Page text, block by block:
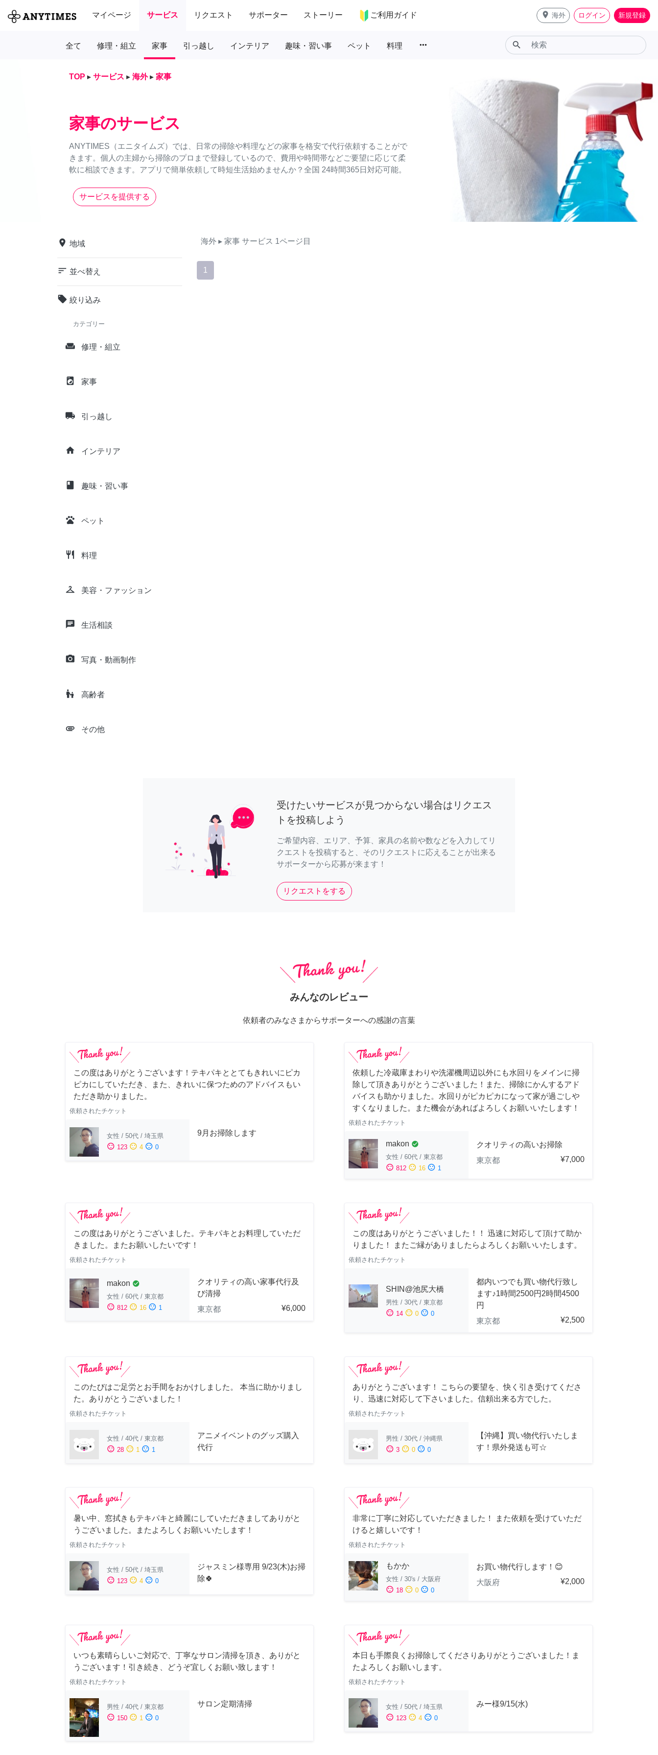
マイページ サービス リクエスト サポーター ストーリー ご利用ガイド place 海外 ログイン 新規登録
全て 修理・組立 家事 引っ越し インテリア 趣味・習い事 ペット 料理 more_horiz search
TOP ▸ サービス ▸ 海外 ▸ 家事
家事のサービス
ANYTIMES（エニタイムズ）では、日常の掃除や料理などの家事を格安で代行依頼することがで
きます。個人の主婦から掃除のプロまで登録しているので、費用や時間帯などご要望に応じて柔
軟に相談できます。アプリで簡単依頼して時短生活始めませんか？全国 24時間365日対応可能。
サービスを提供する
place 地域
sort 並べ替え
local_offer 絞り込み
カテゴリー
weekend 修理・組立
local_laundry_service 家事
local_shipping 引っ越し
home インテリア
class 趣味・習い事
pets ペット
restaurant 料理
checkroom 美容・ファッション
chat 生活相談
camera_alt 写真・動画制作
escalator_warning 高齢者
attachment その他
海外 ▸ 家事 サービス 1ページ目
1
受けたいサービスが見つからない場合はリクエス
トを投稿しよう
ご希望内容、エリア、予算、家具の名前や数などを入力してリ
クエストを投稿すると、そのリクエストに応えることが出来る
サポーターから応募が来ます！
リクエストをする
みんなのレビュー
依頼者のみなさまからサポーターへの感謝の言葉
この度はありがとうございます！テキパキととてもきれいにピカ
ピカにしていただき、また、きれいに保つためのアドバイスもい
ただき助かりました。
依頼されたチケット
女性 / 50代 / 埼玉県
sentiment_satisfied 123 sentiment_neutral 4 sentiment_dissatisfied 0
9月お掃除します
依頼した冷蔵庫まわりや洗濯機周辺以外にも水回りをメインに掃
除して頂きありがとうございました！また、掃除にかんするアド
バイスも助かりました。水回りがピカピカになって家が過ごしや
すくなりました。また機会があればよろしくお願いいたします！
依頼されたチケット
makon check_circle
女性 / 60代 / 東京都
sentiment_satisfied 812 sentiment_neutral 16 sentiment_dissatisfied 1
クオリティの高いお掃除
東京都
¥7,000
この度はありがとうございました。テキパキとお料理していただ
きました。またお願いしたいです！
依頼されたチケット
makon check_circle
女性 / 60代 / 東京都
sentiment_satisfied 812 sentiment_neutral 16 sentiment_dissatisfied 1
クオリティの高い家事代行及
び清掃
東京都
¥6,000
この度はありがとうございました！！ 迅速に対応して頂けて助か
りました！ またご縁がありましたらよろしくお願いいたします。
依頼されたチケット
SHIN@池尻大橋
男性 / 30代 / 東京都
sentiment_satisfied 14 sentiment_neutral 0 sentiment_dissatisfied 0
都内いつでも買い物代行致し
ます♪1時間2500円2時間4500
円
東京都
¥2,500
このたびはご足労とお手間をおかけしました。 本当に助かりまし
た。ありがとうございました！
依頼されたチケット
女性 / 40代 / 東京都
sentiment_satisfied 28 sentiment_neutral 1 sentiment_dissatisfied 1
アニメイベントのグッズ購入
代行
ありがとうございます！ こちらの要望を、快く引き受けてくださ
り、迅速に対応して下さいました。信頼出来る方でした。
依頼されたチケット
男性 / 30代 / 沖縄県
sentiment_satisfied 3 sentiment_neutral 0 sentiment_dissatisfied 0
【沖縄】買い物代行いたしま
す！県外発送も可☆
暑い中、窓拭きもテキパキと綺麗にしていただきましてありがと
うございました。またよろしくお願いいたします！
依頼されたチケット
女性 / 50代 / 埼玉県
sentiment_satisfied 123 sentiment_neutral 4 sentiment_dissatisfied 0
ジャスミン様専用 9/23(木)お掃
除🍀
非常に丁寧に対応していただきました！ また依頼を受けていただ
けると嬉しいです！
依頼されたチケット
もかか
女性 / 30's / 大阪府
sentiment_satisfied 18 sentiment_neutral 0 sentiment_dissatisfied 0
お買い物代行します！😊
大阪府
¥2,000
いつも素晴らしいご対応で、丁寧なサロン清掃を頂き、ありがと
うございます！引き続き、どうぞ宜しくお願い致します！
依頼されたチケット
男性 / 40代 / 東京都
sentiment_satisfied 150 sentiment_neutral 1 sentiment_dissatisfied 0
サロン定期清掃
本日も手際良くお掃除してくださりありがとうございました！ま
たよろしくお願いします。
依頼されたチケット
女性 / 50代 / 埼玉県
sentiment_satisfied 123 sentiment_neutral 4 sentiment_dissatisfied 0
みー様9/15(水)